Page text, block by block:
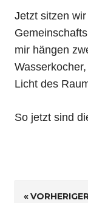
Jetzt sitzen
mir hängen
Licht des
So jetzt sind